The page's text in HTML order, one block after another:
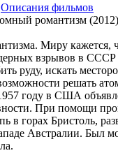
Описания фильмов
Миру кажется,
взрывов в СССР
руду, искать
решать
году в США
При помощи
в горах Бристоль,
Австралии. Был